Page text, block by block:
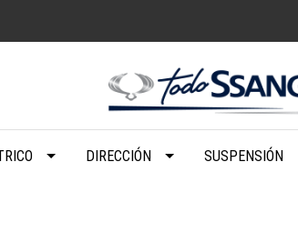
DIRECCIÓN SUSPENSIÓN